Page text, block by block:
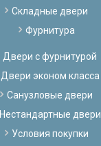
Складные двери
Фурнитура
Двери с фурнитурой
Двери эконом класса
Санузловые двери
Нестандартные двери
Условия покупки